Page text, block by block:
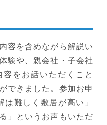
容を含めながら解説い
験や、親会社・子会社
をお話いただくこと
できました。参加お申
難しく敷居が高い」
」というお声もいただ